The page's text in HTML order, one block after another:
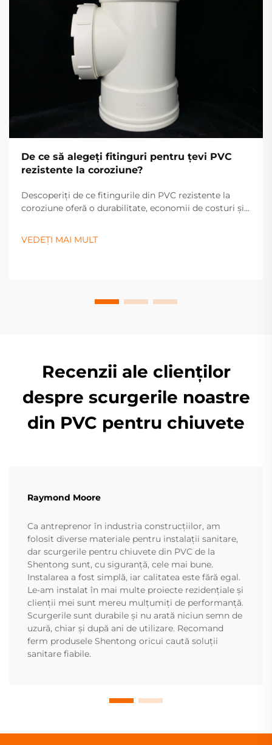
De ce să alegeți fitinguri pentru țevi PVC
rezistente la coroziune?
Descoperiți de ce fitingurile din PVC rezistente la
coroziune oferă o durabilitate, economii de costuri și
VEDEȚI MAI MULT
Recenzii ale clienților
despre scurgerile noastre
din PVC pentru chiuvete
Raymond Moore
Ca antreprenor în industria construcțiilor, am
folosit diverse materiale pentru instalații sanitare,
dar scurgerile pentru chiuvete din PVC de la
Shentong sunt, cu siguranță, cele mai bune.
Instalarea a fost simplă, iar calitatea este fără egal.
Le-am instalat în mai multe proiecte rezidențiale și
clienții mei sunt mereu mulțumiți de performanță.
Scurgerile sunt durabile și nu arată niciun semn de
uzură, chiar și după ani de utilizare. Recomand
ferm produsele Shentong oricui caută soluții
sanitare fiabile.